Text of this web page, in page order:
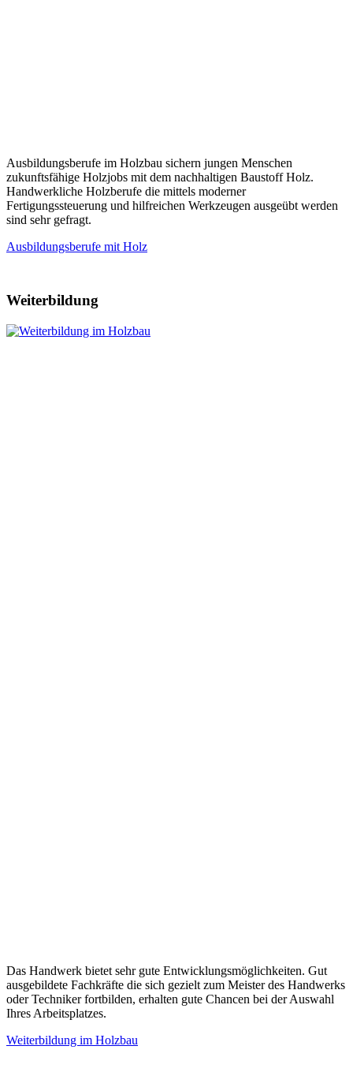
Ausbildungsberufe im Holzbau sichern jungen Menschen
zukunftsfähige Holzjobs mit dem nachhaltigen Baustoff Holz.
Handwerkliche Holzberufe die mittels moderner
Fertigungssteuerung und hilfreichen Werkzeugen ausgeübt werden
sind sehr gefragt.
Ausbildungsberufe mit Holz
Weiterbildung
Das Handwerk bietet sehr gute Entwicklungsmöglichkeiten. Gut
ausgebildete Fachkräfte die sich gezielt zum Meister des Handwerks
oder Techniker fortbilden, erhalten gute Chancen bei der Auswahl
Ihres Arbeitsplatzes.
Weiterbildung im Holzbau